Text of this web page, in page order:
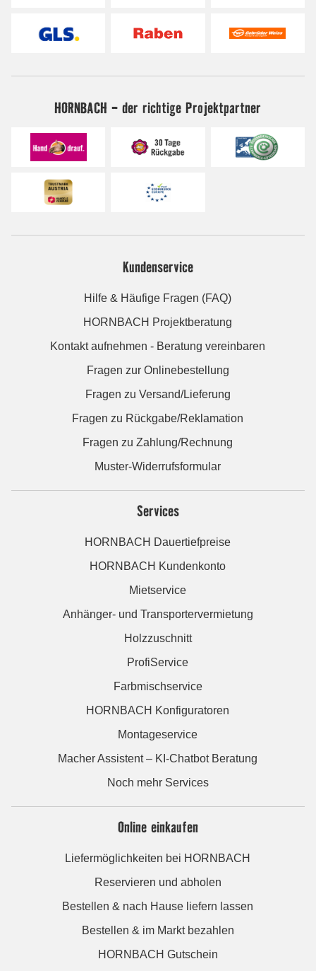
HORNBACH - der richtige Projektpartner
Kundenservice
Hilfe & Häufige Fragen (FAQ)
HORNBACH Projektberatung
Kontakt aufnehmen - Beratung vereinbaren
Fragen zur Onlinebestellung
Fragen zu Versand/Lieferung
Fragen zu Rückgabe/Reklamation
Fragen zu Zahlung/Rechnung
Muster-Widerrufsformular
Services
HORNBACH Dauertiefpreise
HORNBACH Kundenkonto
Mietservice
Anhänger- und Transportervermietung
Holzzuschnitt
ProfiService
Farbmischservice
HORNBACH Konfiguratoren
Montageservice
Macher Assistent – KI-Chatbot Beratung
Noch mehr Services
Online einkaufen
Liefermöglichkeiten bei HORNBACH
Reservieren und abholen
Bestellen & nach Hause liefern lassen
Bestellen & im Markt bezahlen
HORNBACH Gutschein